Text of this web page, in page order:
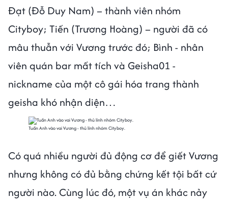
Đạt (Đỗ Duy Nam) – thành viên nhóm
Cityboy; Tiến (Trương Hoàng) – người đã có
mâu thuẫn với Vương trước đó; Bình - nhân
viên quán bar mất tích và Geisha01 -
nickname của một cô gái hóa trang thành
geisha khó nhận diện…
Tuấn Anh vào vai Vương - thủ lính nhóm Cityboy.
Có quá nhiều người đủ động cơ để giết Vương
nhưng không có đủ bằng chứng kết tội bất cứ
người nào. Cùng lúc đó, một vụ án khác nảy